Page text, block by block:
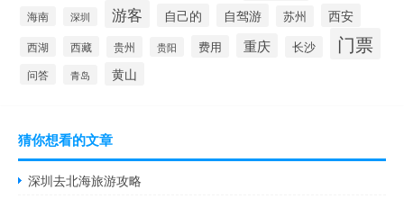
海南 深圳 游客 自己的 自驾游 苏州 西安
西湖 西藏 贵州 贵阳 费用 重庆 长沙 门票
问答 青岛 黄山
猜你想看的文章
深圳去北海旅游攻略